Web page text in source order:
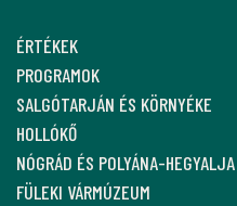
ÉRTÉKEK
PROGRAMOK
SALGÓTARJÁN ÉS KÖRNYÉKE
HOLLÓKŐ
NÓGRÁD ÉS POLYÁNA-HEGYALJA
FÜLEKI VÁRMÚZEUM